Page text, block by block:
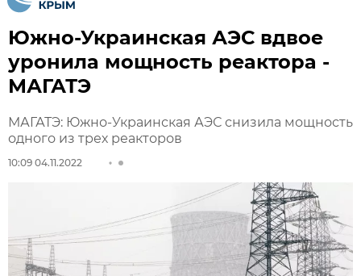
Южно-Украинская АЭС вдвое
уронила мощность реактора -
МАГАТЭ
МАГАТЭ: Южно-Украинская АЭС снизила мощность
одного из трех реакторов
10:09 04.11.2022